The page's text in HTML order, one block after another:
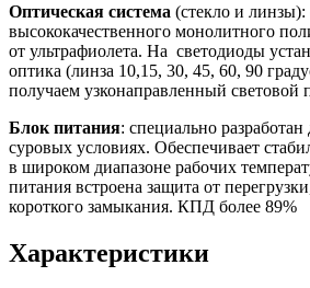
Оптическая система (стекло и
высококачественного монолитного
от ультрафиолета. На светодиоды
оптика (линза 10,15, 30, 45, 60, 90
получаем узконаправленный световой
Блок питания: специально
суровых условиях. Обеспечивает
в широком диапазоне рабочих
питания встроена защита от
короткого замыкания. КПД более 89%
Характеристики